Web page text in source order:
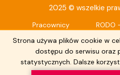
Strona używa plików cookie w
dostępu do serwisu oraz
statystycznych. Dalsze
tego stanu
2025 © wszelkie
Pracownicy
RODO
Deklaracja